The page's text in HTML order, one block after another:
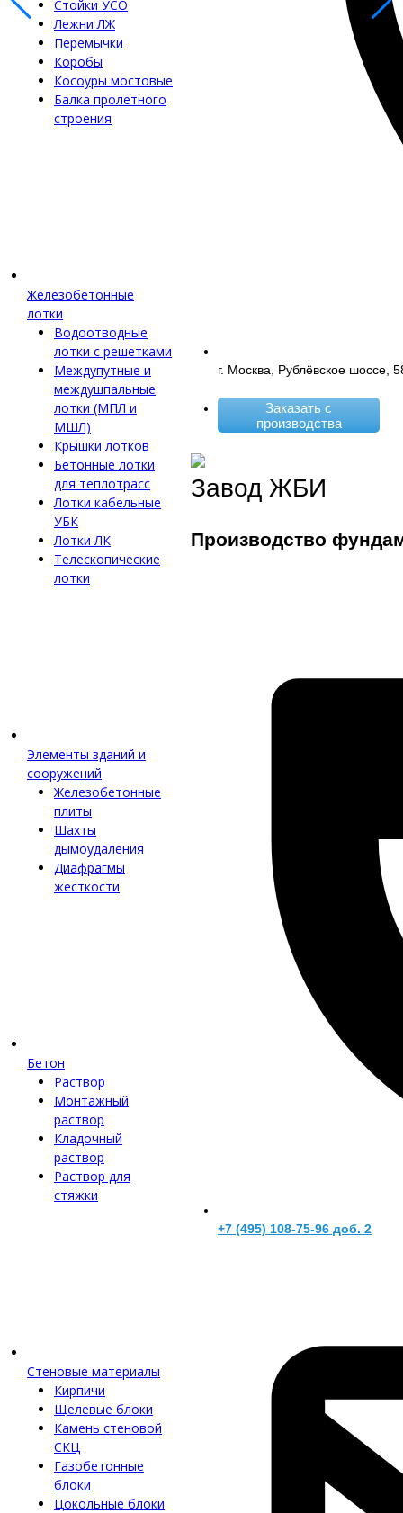
Стойки УСО
Лежни ЛЖ
Перемычки
Коробы
Косоуры мостовые
Балка пролетного
строения
Железобетонные
лотки
Водоотводные
лотки с решетками
Междупутные и
междушпальные
лотки (МПЛ и
МШЛ)
Крышки лотков
Бетонные лотки
для теплотрасс
Лотки кабельные
УБК
Лотки ЛК
Телескопические
лотки
Элементы зданий и
сооружений
Железобетонные
плиты
Шахты
дымоудаления
Диафрагмы
жесткости
Бетон
Раствор
Монтажный
раствор
Кладочный
раствор
Раствор для
стяжки
Стеновые материалы
Кирпичи
Щелевые блоки
Камень стеновой
СКЦ
Газобетонные
блоки
Цокольные блоки
г. Москва, Рублёвское шоссе,
Заказать с
производства
Завод ЖБИ
Производство
+7 (495) 108-75-96 доб. 2